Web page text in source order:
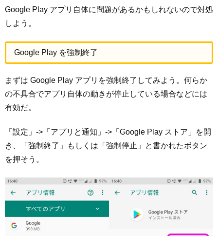
Google Play アプリ自体に問題があるかもしれないので対処
しよう。
Google Play を強制終了
まずは Google Play アプリを強制終了してみよう。何らか
の不具合でアプリ自体の動きが停止している場合などには
有効だ。
「設定」->「アプリと通知」->「Google Play ストア」を開
き、「強制終了」もしくは「強制停止」と書かれたボタン
を押そう。